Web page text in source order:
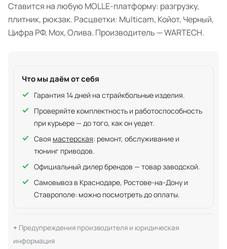
Ставится на любую MOLLE-платформу: разгрузку,
плитник, рюкзак. Расцветки: Multicam, Койот, Черный,
Цифра РФ, Мох, Олива. Производитель — WARTECH.
Что мы даём от себя
Гарантия 14 дней на страйкбольные изделия.
Проверяйте комплектность и работоспособность
при курьере — до того, как он уедет.
Своя мастерская: ремонт, обслуживание и
тюнинг приводов.
Официальный дилер брендов — товар заводской.
Самовывоз в Краснодаре, Ростове-на-Дону и
Ставрополе: можно посмотреть до оплаты.
Предупреждения производителя и юридическая
информация